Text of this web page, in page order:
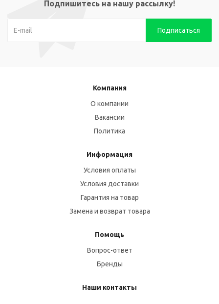
Подпишитесь на нашу рассылку!
Компания
О компании
Вакансии
Политика
Информация
Условия оплаты
Условия доставки
Гарантия на товар
Замена и возврат товара
Помощь
Вопрос-ответ
Бренды
Наши контакты